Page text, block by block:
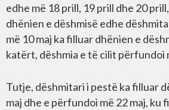
edhe më 18 prill, 19 prill dhe 20
dhënien e dëshmisë edhe
më 10 maj ka filluar dhënien e
katërt, dëshmia e të cilit përfundoi
Tutje, dëshmitari i pestë ka filluar
maj dhe e përfundoi më 22 maj, ku